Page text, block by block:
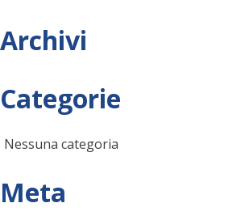
Archivi
Categorie
Nessuna categoria
Meta